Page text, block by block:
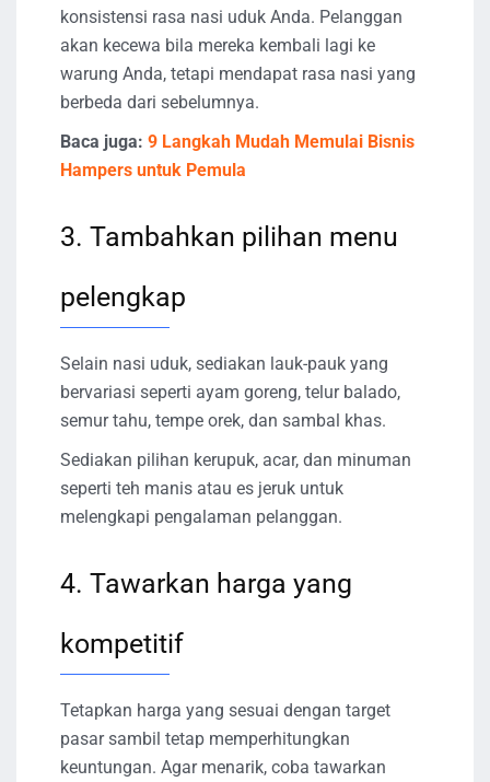
konsistensi rasa nasi uduk Anda. Pelanggan
akan kecewa bila mereka kembali lagi ke
warung Anda, tetapi mendapat rasa nasi yang
berbeda dari sebelumnya.
Baca juga: 9 Langkah Mudah Memulai Bisnis
Hampers untuk Pemula
3. Tambahkan pilihan menu
pelengkap
Selain nasi uduk, sediakan lauk-pauk yang
bervariasi seperti ayam goreng, telur balado,
semur tahu, tempe orek, dan sambal khas.
Sediakan pilihan kerupuk, acar, dan minuman
seperti teh manis atau es jeruk untuk
melengkapi pengalaman pelanggan.
4. Tawarkan harga yang
kompetitif
Tetapkan harga yang sesuai dengan target
pasar sambil tetap memperhitungkan
keuntungan. Agar menarik, coba tawarkan